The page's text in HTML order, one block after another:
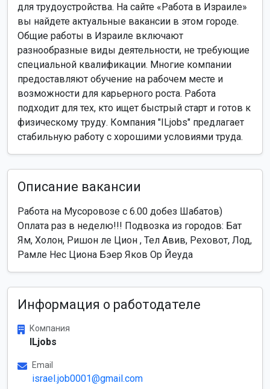
для трудоустройства. На сайте «Работа в Израиле»
вы найдете актуальные вакансии в этом городе.
Общие работы в Израиле включают
разнообразные виды деятельности, не требующие
специальной квалификации. Многие компании
предоставляют обучение на рабочем месте и
возможности для карьерного роста. Работа
подходит для тех, кто ищет быстрый старт и готов к
физическому труду. Компания "ILjobs" предлагает
стабильную работу с хорошими условиями труда.
Описание вакансии
Работа на Мусоровозе с 6.00 добез Шабатов)
Оплата раз в неделю!!! Подвозка из городов: Бат
Ям, Холон, Ришон ле Цион , Тел Авив, Реховот, Лод,
Рамле Нес Циона Бэер Яков Ор Йеуда
Информация о работодателе
Компания
ILjobs
Email
israel.job0001@gmail.com